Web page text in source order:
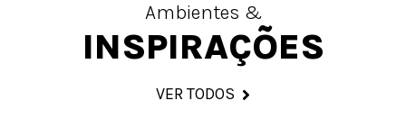
Ambientes &
INSPIRAÇÕES
VER TODOS